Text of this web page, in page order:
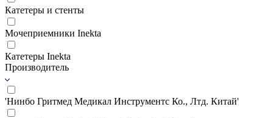
Катетеры и стенты
Мочеприемники Inekta
Катетеры Inekta
Производитель
'Нинбо Гритмед Медикал Инструментс Ко., Лтд. Китай'